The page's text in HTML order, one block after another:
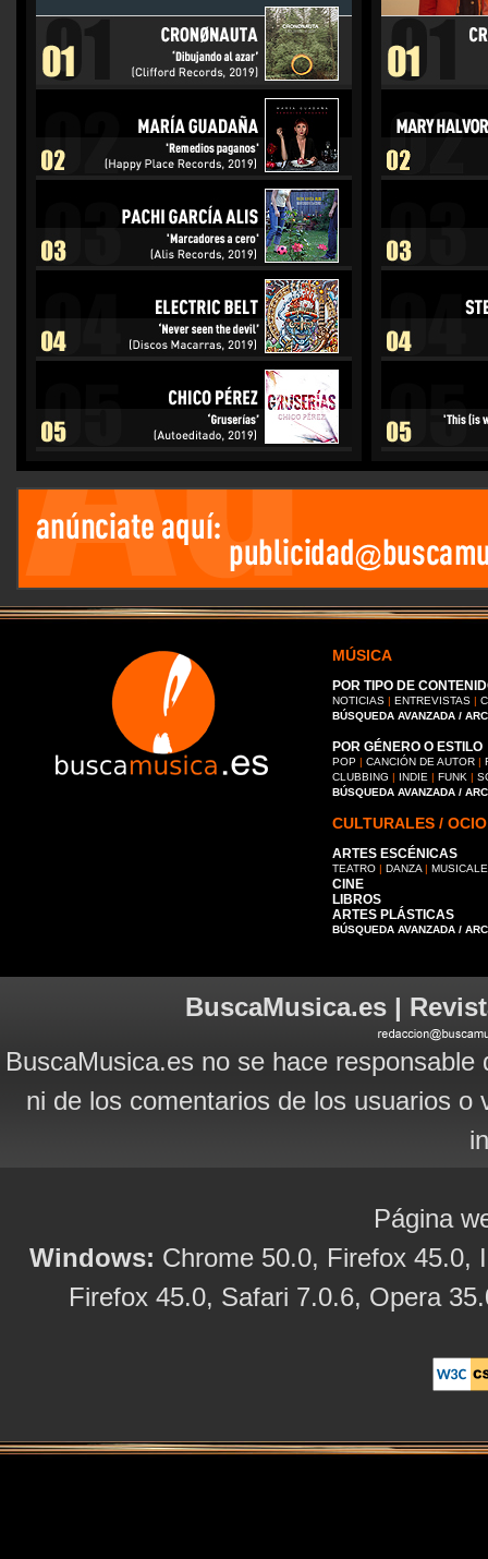
MÚSICA
POR TIPO DE
NOTICIAS | ENTREVISTAS |
BÚSQUEDA AVANZADA /
POR GÉNERO O ESTILO
POP | CANCIÓN DE AUTOR |
CLUBBING | INDIE | FUNK |
BÚSQUEDA AVANZADA /
CULTURALES / OCIO
ARTES ESCÉNICAS
TEATRO | DANZA |
CINE
LIBROS
ARTES PLÁSTICAS
BÚSQUEDA AVANZADA /
BuscaMusica.es |
BuscaMusica.es no se hace
ni de los comentarios de los usuarios
Página
Windows: Chrome 50.0, Firefox 45.0,
Firefox 45.0, Safari 7.0.6, Opera